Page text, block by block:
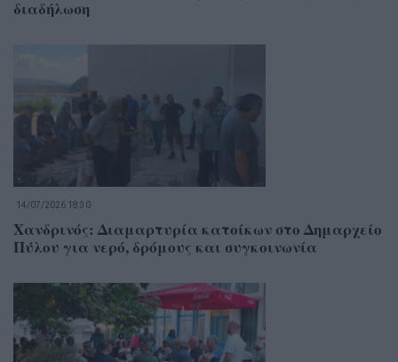
διαδήλωση
14/07/2026 18:30
Χανδρινός: Διαμαρτυρία κατοίκων στο Δημαρχείο
Πύλου για νερό, δρόμους και συγκοινωνία